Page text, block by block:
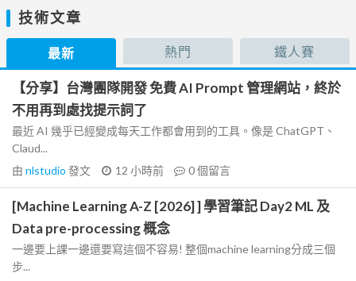
技術文章
最新 熱門 鐵人賽
【分享】台灣團隊開發 免費 AI Prompt 管理網站，終於
不用再到處找提示詞了
最近 AI 幾乎已經變成每天工作都會用到的工具。像是 ChatGPT、
Claud...
由 nlstudio 發文 12 小時前 0個留言
[Machine Learning A-Z [2026] ] 學習筆記 Day2 ML 及
Data pre-processing 概念
一邊要上課一邊還要寫這個不容易! 整個machine learning分成三個
步...